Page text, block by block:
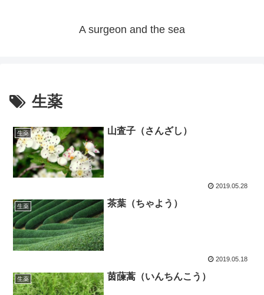
A surgeon and the sea
生薬
生薬 山査子（さんざし）
2019.05.28
生薬 茶葉（ちゃよう）
2019.05.18
生薬 茵蔯蒿（いんちんこう）